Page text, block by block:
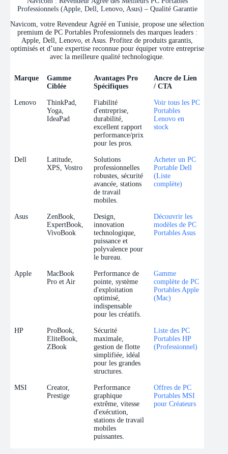
Professionnels (Apple, Dell, Lenovo, Asus) – Qualité Garantie
Navicom, votre Revendeur Agréé en Tunisie, propose une sélection
premium de PC Portables Professionnels des marques leaders :
Apple, Dell, Lenovo, et Asus. Profitez de produits garantis,
optimisés et d’une expertise reconnue pour équiper votre entreprise
avec la meilleure qualité technologique.
Marque
Gamme
Ciblée
Avantages Pro
Spécifiques
Ancre de Lien
/ CTA
Marque
Gamme
Ciblée
Avantages Pro
Spécifiques
Ancre de Lien
/ CTA
Lenovo
ThinkPad,
Yoga,
IdeaPad
Fiabilité
d'entreprise,
durabilité,
excellent rapport
performance/prix
pour les pros.
Voir tous les PC
Portables
Lenovo en
stock
Dell
Latitude,
XPS, Vostro
Solutions
professionnelles
robustes, sécurité
avancée, stations
de travail
mobiles.
Acheter un PC
Portable Dell
(Liste
complète)
Asus
ZenBook,
ExpertBook,
VivoBook
Design,
innovation
technologique,
puissance et
polyvalence pour
le bureau.
Découvrir les
modèles de PC
Portables Asus
Apple
MacBook
Pro et Air
Performance de
pointe, système
d'exploitation
optimisé,
indispensable
pour les créatifs.
Gamme
complète de PC
Portables Apple
(Mac)
HP
ProBook,
EliteBook,
ZBook
Sécurité
maximale,
gestion de flotte
simplifiée, idéal
pour les grandes
structures.
Liste des PC
Portables HP
(Professionnel)
MSI
Creator,
Prestige
Performance
graphique
extrême, vitesse
d'exécution,
stations de travail
mobiles
puissantes.
Offres de PC
Portables MSI
pour Créateurs